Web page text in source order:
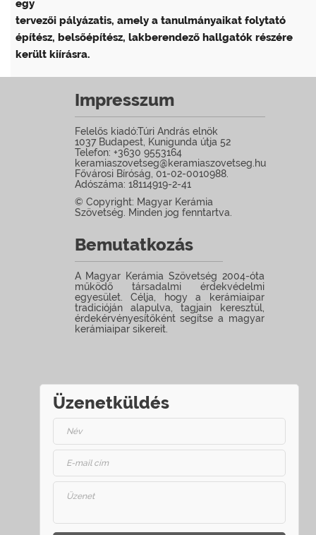
egy
tervezői pályázatis, amely a tanulmányaikat folytató
építész, belsőépítész, lakberendező hallgatók részére
került kiírásra.
Impresszum
Felelős kiadó:Túri András elnök
1037 Budapest, Kunigunda útja 52
Telefon: +3630 9553164
keramiaszovetseg@keramiaszovetseg.hu
Fővárosi Bíróság, 01-02-0010988.
Adószáma: 18114919-2-41
© Copyright: Magyar Kerámia
Szövetség. Minden jog fenntartva.
Bemutatkozás
A Magyar Kerámia Szövetség 2004-óta
működő társadalmi érdekvédelmi
egyesület. Célja, hogy a kerámiaipar
tradicióján alapulva, tagjain keresztül,
érdekérvényesítőként segítse a magyar
kerámiaipar sikereit.
Üzenetküldés